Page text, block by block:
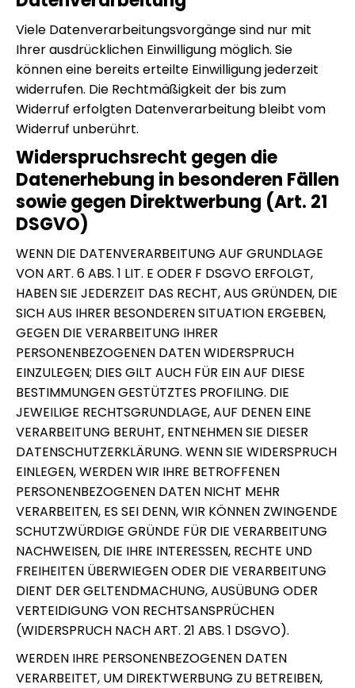
Viele Datenverarbeitungsvorgänge sind nur mit
Ihrer ausdrücklichen Einwilligung möglich. Sie
können eine bereits erteilte Einwilligung jederzeit
widerrufen. Die Rechtmäßigkeit der bis zum
Widerruf erfolgten Datenverarbeitung bleibt vom
Widerruf unberührt.
Widerspruchsrecht gegen die
Datenerhebung in besonderen Fällen
sowie gegen Direktwerbung (Art. 21
DSGVO)
WENN DIE DATENVERARBEITUNG AUF GRUNDLAGE
VON ART. 6 ABS. 1 LIT. E ODER F DSGVO ERFOLGT,
HABEN SIE JEDERZEIT DAS RECHT, AUS GRÜNDEN, DIE
SICH AUS IHRER BESONDEREN SITUATION ERGEBEN,
GEGEN DIE VERARBEITUNG IHRER
PERSONENBEZOGENEN DATEN WIDERSPRUCH
EINZULEGEN; DIES GILT AUCH FÜR EIN AUF DIESE
BESTIMMUNGEN GESTÜTZTES PROFILING. DIE
JEWEILIGE RECHTSGRUNDLAGE, AUF DENEN EINE
VERARBEITUNG BERUHT, ENTNEHMEN SIE DIESER
DATENSCHUTZERKLÄRUNG. WENN SIE WIDERSPRUCH
EINLEGEN, WERDEN WIR IHRE BETROFFENEN
PERSONENBEZOGENEN DATEN NICHT MEHR
VERARBEITEN, ES SEI DENN, WIR KÖNNEN ZWINGENDE
SCHUTZWÜRDIGE GRÜNDE FÜR DIE VERARBEITUNG
NACHWEISEN, DIE IHRE INTERESSEN, RECHTE UND
FREIHEITEN ÜBERWIEGEN ODER DIE VERARBEITUNG
DIENT DER GELTENDMACHUNG, AUSÜBUNG ODER
VERTEIDIGUNG VON RECHTSANSPRÜCHEN
(WIDERSPRUCH NACH ART. 21 ABS. 1 DSGVO).
WERDEN IHRE PERSONENBEZOGENEN DATEN
VERARBEITET, UM DIREKTWERBUNG ZU BETREIBEN,